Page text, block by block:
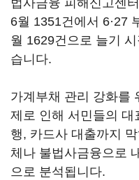
법사금융 피해신고센
6월 1351건에서 6·27
월 1629건으로 늘기
습니다.
가계부채 관리 강화를
제로 인해 서민들의 대
행, 카드사 대출까지
체나 불법사금융으로
으로 분석됩니다.